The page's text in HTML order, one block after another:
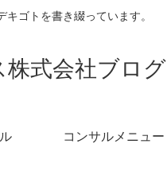
ゴトを書き綴っています。
株式会社ブログ
コンサルメニュー